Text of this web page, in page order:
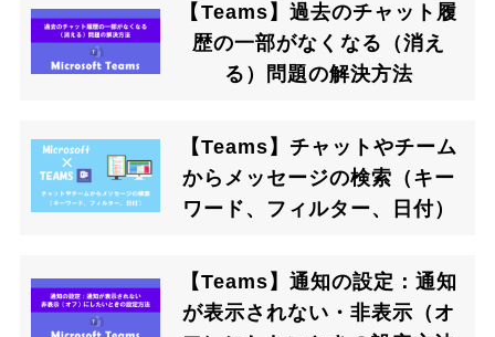
【Teams】過去のチャット履
歴の一部がなくなる（消え
る）問題の解決方法
【Teams】チャットやチーム
からメッセージの検索（キー
ワード、フィルター、日付）
【Teams】通知の設定：通知
が表示されない・非表示（オ